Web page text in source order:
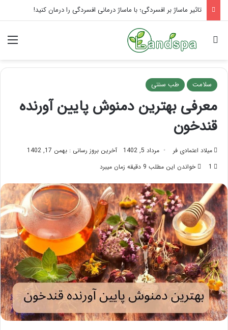
یوگای صورت برای لیفت: راز پوست جوان
جستجو برای
سلامت طب سنتی
معرفی بهترین دمنوش پایین آورنده
قندخون
میلاد اعتمادی فر مرداد 5, 1402
آخرین بروز رسانی : بهمن 17, 1402
1
خواندن این مطلب 9 دقیقه زمان میبرد